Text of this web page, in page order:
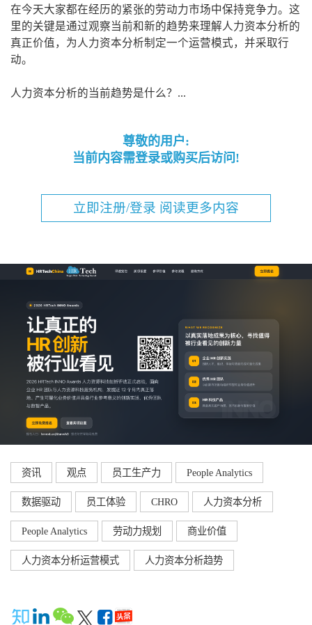
在今天大家都在经历的紧张的劳动力市场中保持竞争力。这
里的关键是通过观察当前和新的趋势来理解人力资本分析的
真正价值，为人力资本分析制定一个运营模式，并采取行
动。
人力资本分析的当前趋势是什么？...
尊敬的用户:
当前内容需登录或购买后访问!
立即注册/登录 阅读更多内容
资讯 观点 员工生产力 People Analytics
数据驱动 员工体验 CHRO 人力资本分析
People Analytics 劳动力规划 商业价值
人力资本分析运营模式 人力资本分析趋势